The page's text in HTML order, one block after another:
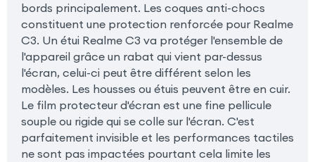
bords principalement. Les coques anti-chocs
constituent une protection renforcée pour Realme
C3. Un étui Realme C3 va protéger l'ensemble de
l'appareil grâce un rabat qui vient par-dessus
l'écran, celui-ci peut être différent selon les
modèles. Les housses ou étuis peuvent être en cuir.
Le film protecteur d'écran est une fine pellicule
souple ou rigide qui se colle sur l'écran. C'est
parfaitement invisible et les performances tactiles
ne sont pas impactées pourtant cela limite les